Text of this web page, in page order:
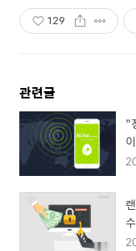
129
관련글
"